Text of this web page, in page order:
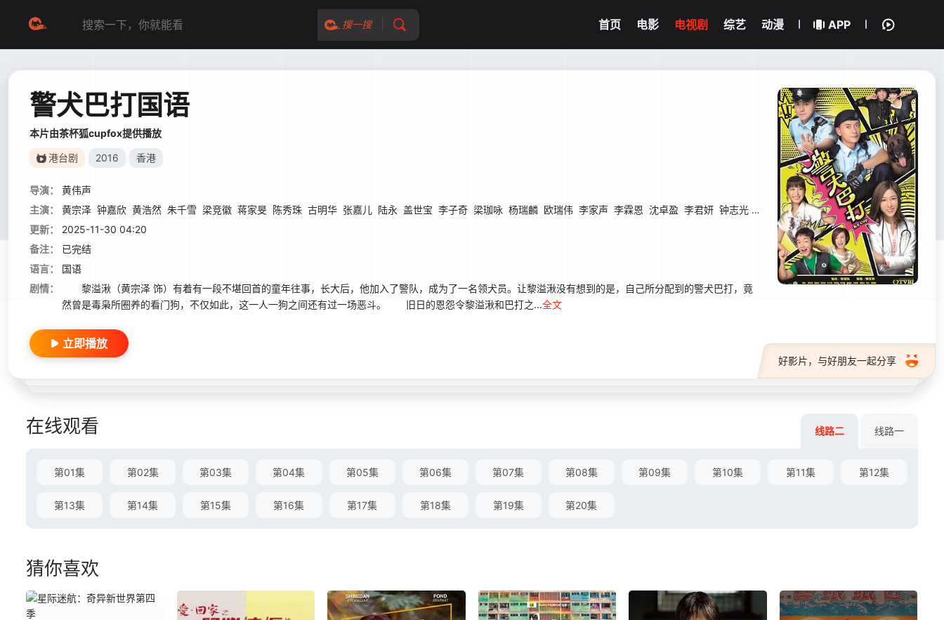
搜一搜 首页 电影 电视剧 综艺 动漫 APP
警犬巴打国语
本片由茶杯狐cupfox提供播放
港台剧 2016 香港
导演：
黄伟声
主演：
黄宗泽 钟嘉欣 黄浩然 朱千雪 梁竞徽 蒋家旻 陈秀珠 古明华 张嘉儿 陆永 盖世宝 李子奇 梁珈咏 杨瑞麟 欧瑞伟 李家声 李霖恩 沈卓盈 李君妍 钟志光 何启南 王绮琴 何俊轩 董敬文 袁镇业
更新：
2025-11-30 04:20
备注：
已完结
语言：
国语
剧情：
黎溢湫（黄宗泽 饰）有着有一段不堪回首的童年往事，长大后，他加入了警队，成为了一名领犬员。让黎溢湫没有想到的是，自己所分配到的警犬巴打，竟
然曾是毒枭所圈养的看门狗，不仅如此，这一人一狗之间还有过一场恶斗。 旧日的恩怨令黎溢湫和巴打之...全文
好影片，与好朋友一起分享
立即播放
在线观看 线路二 线路一
第01集 第02集 第03集 第04集 第05集 第06集 第07集 第08集 第09集 第10集 第11集 第12集
第13集 第14集 第15集 第16集 第17集 第18集 第19集 第20集
猜你喜欢